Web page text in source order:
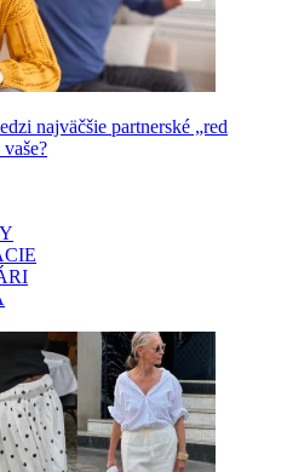
najväčšie partnerské „red